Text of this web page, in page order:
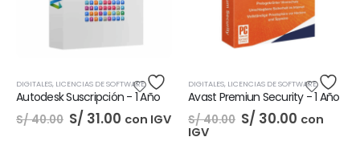
DIGITALES, LICENCIAS DE SOFTWARE
Autodesk Suscripción - 1 Año
S/40.00 El
precio
S/ 31.00Elcon IGV
DIGITALES, LICENCIAS DE SOFTWARE
Avast Premiun Security - 1 Año
S/40.00 El
precio
S/ 30.00Elcon
IGV